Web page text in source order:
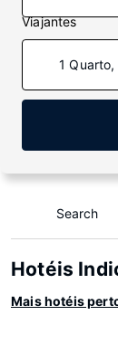
Viajantes
1
Search
Hotéis
Mais hotéis